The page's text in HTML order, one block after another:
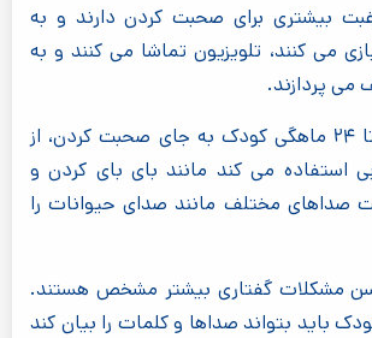
بیشتری برای صحبت کردن دارند و به
می کنند، تلویزیون تماشا می کنند و به
می پردازند.
در سنین بین ۱۲ تا ۲۴ ماهگی کودک به جای صحبت کردن، از
استفاده می کند مانند بای بای کردن و
صداهای مختلف مانند صدای حیوانات را
مشکلات گفتاری بیشتر مشخص هستند.
باید بتواند صداها و کلمات را بیان کند